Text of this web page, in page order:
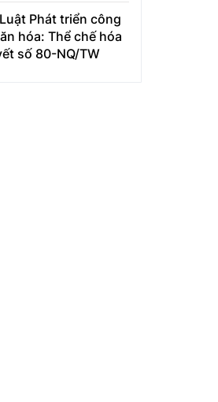
Phát triển công
hóa: Thể chế hóa
số 80-NQ/TW